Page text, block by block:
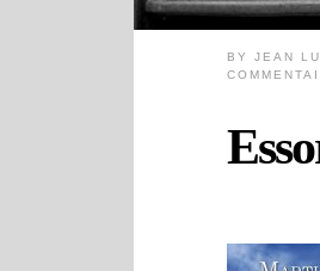
BYJEAN